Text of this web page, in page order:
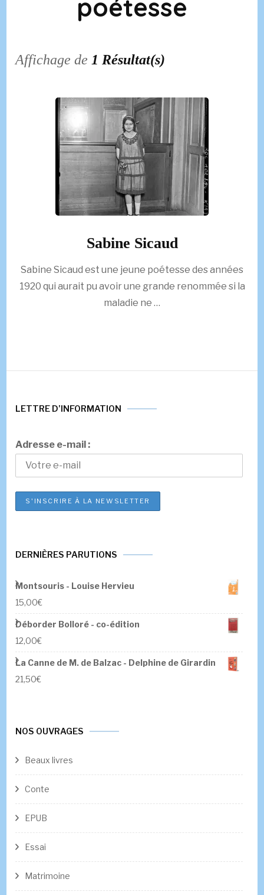
poétesse
Affichage de 1 Résultat(s)
Sabine Sicaud
Sabine Sicaud est une jeune poétesse des années
1920 qui aurait pu avoir une grande renommée si la
maladie ne …
LETTRE D’INFORMATION
Adresse e-mail :
DERNIÈRES PARUTIONS
Montsouris - Louise Hervieu
15,00€
Déborder Bolloré - co-édition
12,00€
La Canne de M. de Balzac - Delphine de Girardin
21,50€
NOS OUVRAGES
Beaux livres
Conte
EPUB
Essai
Matrimoine